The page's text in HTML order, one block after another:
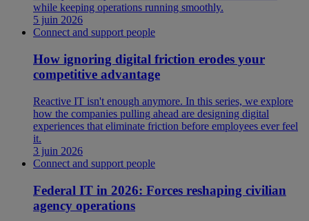
while keeping operations running smoothly.
5 juin 2026
Connect and support people
How ignoring digital friction erodes your
competitive advantage
Reactive IT isn't enough anymore. In this series, we explore
how the companies pulling ahead are designing digital
experiences that eliminate friction before employees ever feel
it.
3 juin 2026
Connect and support people
Federal IT in 2026: Forces reshaping civilian
agency operations